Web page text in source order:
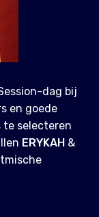
dag bij
en goede
te selecteren
ERYKAH &